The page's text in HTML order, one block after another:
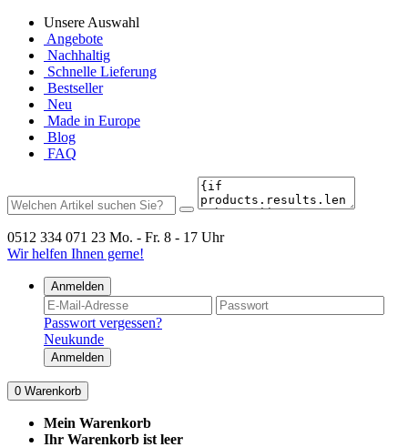
Unsere Auswahl
Angebote
Nachhaltig
Schnelle Lieferung
Bestseller
Neu
Made in Europe
Blog
FAQ
0512 334 071 23 Mo. - Fr. 8 - 17 Uhr
Wir helfen Ihnen gerne!
Anmelden
Passwort vergessen?
Neukunde
Anmelden
0 Warenkorb
Mein Warenkorb
Ihr Warenkorb ist leer